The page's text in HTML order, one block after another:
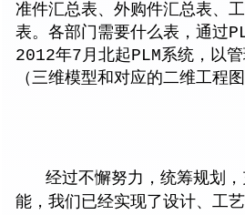
准件汇总表、外购件汇总表、
表。各部门需要什么表，通过
2012年7月北起PLM系统，以
（三维模型和对应的二维工程
经过不懈努力，统筹规划，
能，我们已经实现了设计、工